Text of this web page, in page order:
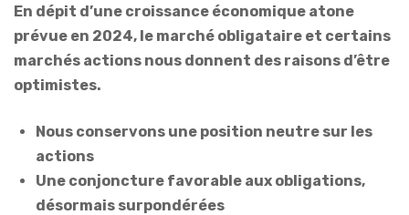
En dépit d’une croissance économique atone
prévue en 2024, le marché obligataire et certains
marchés actions nous donnent des raisons d’être
optimistes.
Nous conservons une position neutre sur les
actions
Une conjoncture favorable aux obligations,
désormais surpondérées